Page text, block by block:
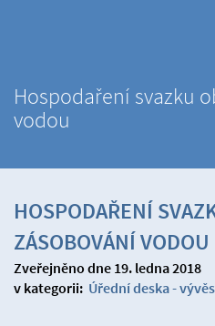
Hospodaření svazku
vodou
HOSPODAŘENÍ
ZÁSOBOVÁNÍ VODOU
Zveřejněno dne 19. ledna 2018
v kategorii: Úřední deska -